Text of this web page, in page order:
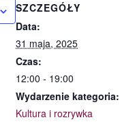
SZCZEGÓŁY
Data:
31 maja, 2025
Czas:
12:00 - 19:00
Wydarzenie kategoria:
Kultura i rozrywka